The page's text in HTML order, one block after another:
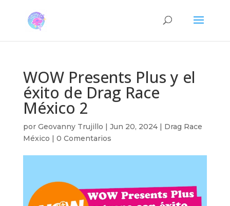
WOW Presents Plus y el
éxito de Drag Race
México 2
por Geovanny Trujillo | Jun 20, 2024| Drag Race
México | 0 Comentarios